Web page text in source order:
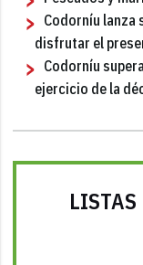
Codorníu lanza
disfrutar el
Codorníu
ejercicio de la
LISTAS